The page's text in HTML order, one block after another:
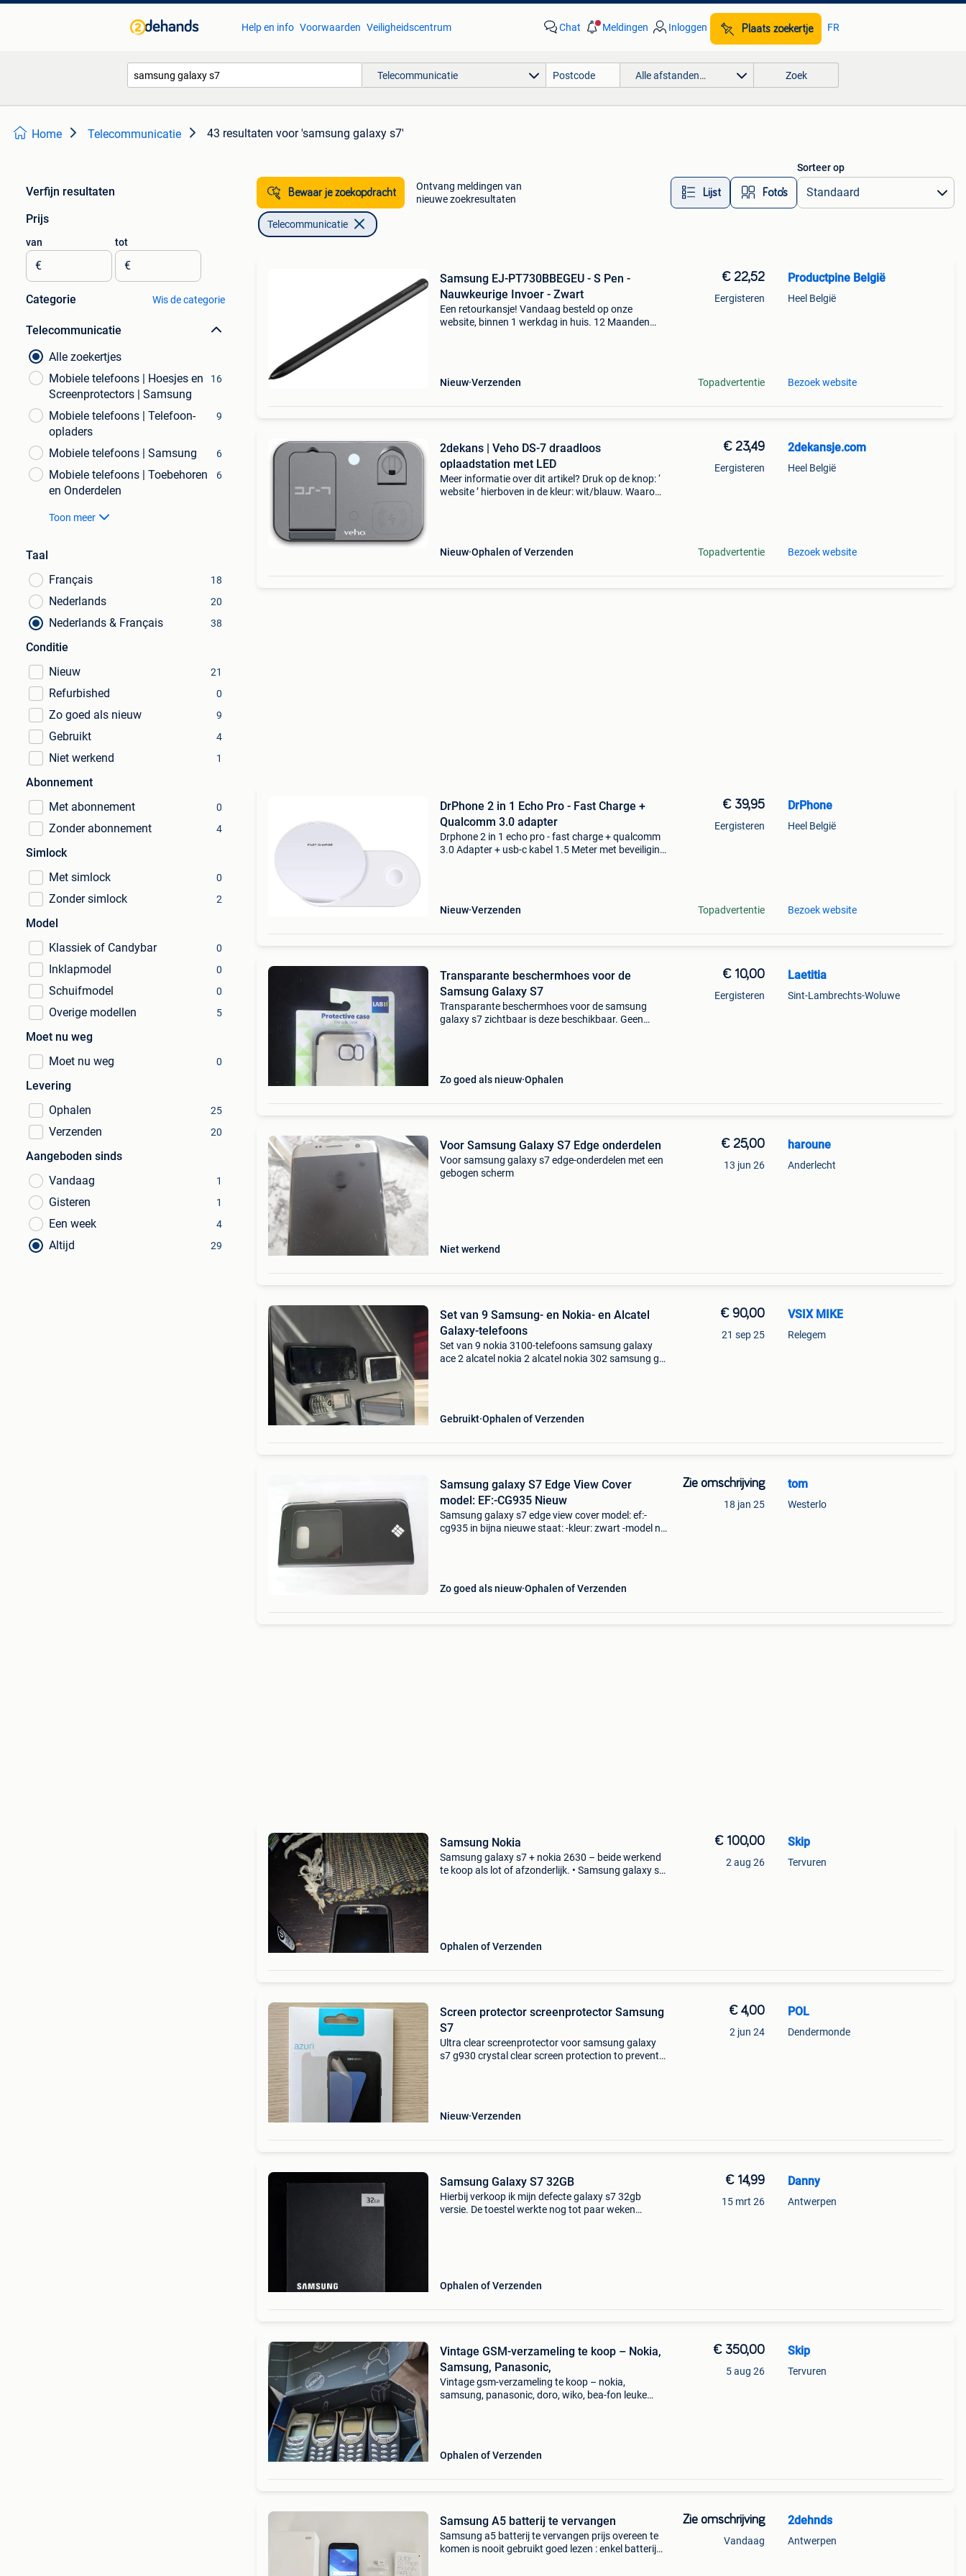
Help en info Voorwaarden Veiligheidscentrum Chat Meldingen Inloggen Plaats zoekertje FR
Telecommunicatie Alle afstanden… Zoek
Home Telecommunicatie 43 resultaten voor 'samsung galaxy s7'
Verfijn resultaten
Prijs
van
€
tot
€
Categorie Wis de categorie
Telecommunicatie
Alle zoekertjes
Mobiele telefoons | Hoesjes en
Screenprotectors | Samsung
16
Mobiele telefoons | Telefoon-
opladers
9
Mobiele telefoons | Samsung 6
Mobiele telefoons | Toebehoren
en Onderdelen
6
Toon meer
Taal
Français
18
Nederlands 20
Nederlands & Français 38
Conditie
Nieuw
21
Refurbished 0
Zo goed als nieuw 9
Gebruikt 4
Niet werkend 1
Abonnement
Met abonnement
0
Zonder abonnement 4
Simlock
Met simlock
0
Zonder simlock 2
Model
Klassiek of Candybar
0
Inklapmodel 0
Schuifmodel 0
Overige modellen 5
Moet nu weg
Moet nu weg
0
Levering
Ophalen
25
Verzenden 20
Aangeboden sinds
Vandaag
1
Gisteren 1
Een week 4
Altijd 29
Bewaar je zoekopdracht
Ontvang meldingen van
nieuwe zoekresultaten
Lijst Foto’s
Sorteer op
Telecommunicatie
Samsung EJ-PT730BBEGEU - S Pen -
Nauwkeurige Invoer - Zwart
Een retourkansje! Vandaag besteld op onze
website, binnen 1 werkdag in huis. 12 Maanden
Nieuw Verzenden
€ 22,52
Eergisteren
Topadvertentie
Productpine België
Heel België
Bezoek website
2dekans | Veho DS-7 draadloos
oplaadstation met LED
Meer informatie over dit artikel? Druk op de knop: ‘
website ’ hierboven in de kleur: wit/blauw. Waarom
Nieuw Ophalen of Verzenden
€ 23,49
Eergisteren
Topadvertentie
2dekansje.com
Heel België
Bezoek website
DrPhone 2 in 1 Echo Pro - Fast Charge +
Qualcomm 3.0 adapter
Drphone 2 in 1 echo pro - fast charge + qualcomm
3.0 Adapter + usb-c kabel 1.5 Meter met beveiliging
Nieuw Verzenden
€ 39,95
Eergisteren
Topadvertentie
DrPhone
Heel België
Bezoek website
Transparante beschermhoes voor de
Samsung Galaxy S7
Transparante beschermhoes voor de samsung
galaxy s7 zichtbaar is deze beschikbaar. Geen
Zo goed als nieuw Ophalen
€ 10,00
Eergisteren
Laetitia
Sint-Lambrechts-Woluwe
Voor Samsung Galaxy S7 Edge onderdelen
Voor samsung galaxy s7 edge-onderdelen met een
gebogen scherm
Niet werkend
€ 25,00
13 jun 26
haroune
Anderlecht
Set van 9 Samsung- en Nokia- en Alcatel
Galaxy-telefoons
Set van 9 nokia 3100-telefoons samsung galaxy
ace 2 alcatel nokia 2 alcatel nokia 302 samsung gt-
Gebruikt Ophalen of Verzenden
€ 90,00
21 sep 25
VSIX MIKE
Relegem
Samsung galaxy S7 Edge View Cover
model: EF:-CG935 Nieuw
Samsung galaxy s7 edge view cover model: ef:-
cg935 in bijna nieuwe staat: -kleur: zwart -model n°:
Zo goed als nieuw Ophalen of Verzenden
Zie omschrijving
18 jan 25
tom
Westerlo
Samsung Nokia
Samsung galaxy s7 + nokia 2630 – beide werkend
te koop als lot of afzonderlijk. • Samsung galaxy s7
Ophalen of Verzenden
€ 100,00
2 aug 26
Skip
Tervuren
Screen protector screenprotector Samsung
S7
Ultra clear screenprotector voor samsung galaxy
s7 g930 crystal clear screen protection to prevent
Nieuw Verzenden
€ 4,00
2 jun 24
POL
Dendermonde
Samsung Galaxy S7 32GB
Hierbij verkoop ik mijn defecte galaxy s7 32gb
versie. De toestel werkte nog tot paar weken
Ophalen of Verzenden
€ 14,99
15 mrt 26
Danny
Antwerpen
Vintage GSM-verzameling te koop – Nokia,
Samsung, Panasonic,
Vintage gsm-verzameling te koop – nokia,
samsung, panasonic, doro, wiko, bea-fon leuke
Ophalen of Verzenden
€ 350,00
5 aug 26
Skip
Tervuren
Samsung A5 batterij te vervangen
Samsung a5 batterij te vervangen prijs overeen te
komen is nooit gebruikt goed lezen : enkel batterij
Zie omschrijving
Vandaag
2dehnds
Antwerpen